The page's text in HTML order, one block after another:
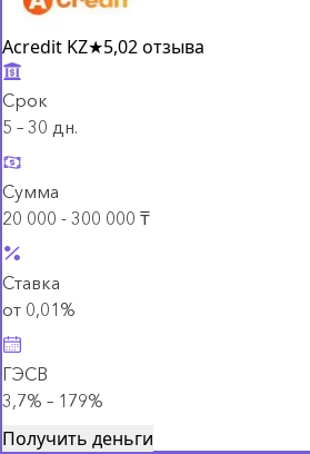
Acredit KZ★5,02 отзыва
Срок
5 – 30 дн.
Сумма
20 000 - 300 000 ₸
Ставка
от 0,01%
ГЭСВ
3,7% – 179%
Получить деньги